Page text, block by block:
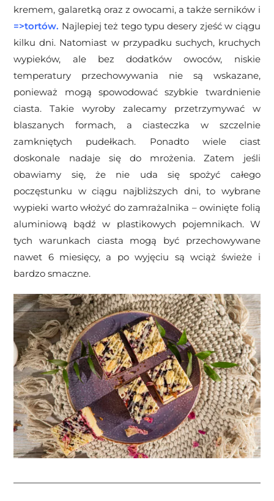
kremem, galaretką oraz z owocami, a także serników i
=>tortów. Najlepiej też tego typu desery zjeść w ciągu
kilku dni. Natomiast w przypadku suchych, kruchych
wypieków, ale bez dodatków owoców, niskie
temperatury przechowywania nie są wskazane,
ponieważ mogą spowodować szybkie twardnienie
ciasta. Takie wyroby zalecamy przetrzymywać w
blaszanych formach, a ciasteczka w szczelnie
zamkniętych pudełkach. Ponadto wiele ciast
doskonale nadaje się do mrożenia. Zatem jeśli
obawiamy się, że nie uda się spożyć całego
poczęstunku w ciągu najbliższych dni, to wybrane
wypieki warto włożyć do zamrażalnika – owinięte folią
aluminiową bądź w plastikowych pojemnikach. W
tych warunkach ciasta mogą być przechowywane
nawet 6 miesięcy, a po wyjęciu są wciąż świeże i
bardzo smaczne.